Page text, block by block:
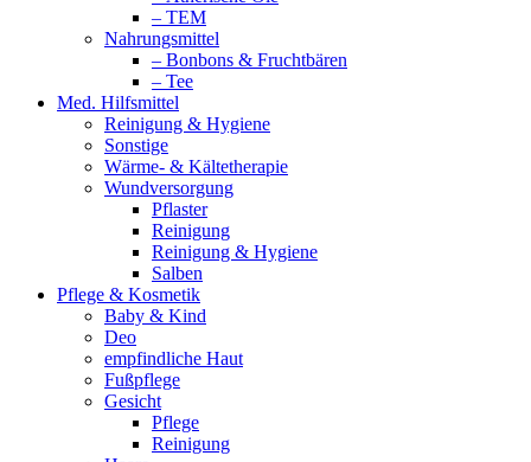
– TEM
Nahrungsmittel
– Bonbons & Fruchtbären
– Tee
Med. Hilfsmittel
Reinigung & Hygiene
Sonstige
Wärme- & Kältetherapie
Wundversorgung
Pflaster
Reinigung
Reinigung & Hygiene
Salben
Pflege & Kosmetik
Baby & Kind
Deo
empfindliche Haut
Fußpflege
Gesicht
Pflege
Reinigung